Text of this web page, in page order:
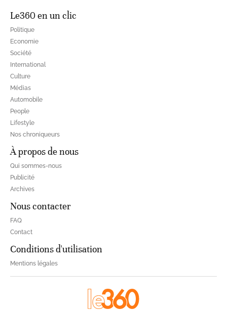
Le360 en un clic
Politique
Economie
Société
International
Culture
Médias
Automobile
People
Lifestyle
Nos chroniqueurs
À propos de nous
Qui sommes-nous
Publicité
Archives
Nous contacter
FAQ
Contact
Conditions d'utilisation
Mentions légales